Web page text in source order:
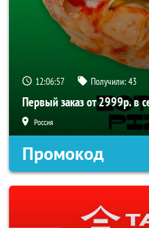
12:06:56 Получили:43
Первый заказ от 2999р. в
Россия
Промокод